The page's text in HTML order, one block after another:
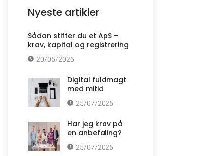
Nyeste artikler
Sådan stifter du et ApS –
krav, kapital og registrering
20/05/2026
Digital fuldmagt
med mitid
25/07/2025
Har jeg krav på
en anbefaling?
25/07/2025